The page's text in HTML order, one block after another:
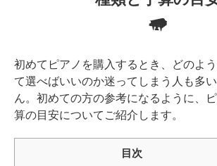
ベヒシュタイングランドピアノ
ベヒシュタインアップライトピアノ
ホフマングランドピアノ
ホフマンアップライトピアノ
初めてピアノを購入するとき、どのよ
て選べばいいのか迷ってしまう人も多
ん。初めての方の参考になるように、
算の目安についてご紹介します。
目次